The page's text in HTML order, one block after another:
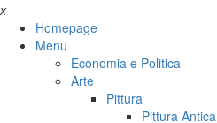
x
Homepage
Menu
Economia e Politica
Arte
Pittura
Pittura Antica